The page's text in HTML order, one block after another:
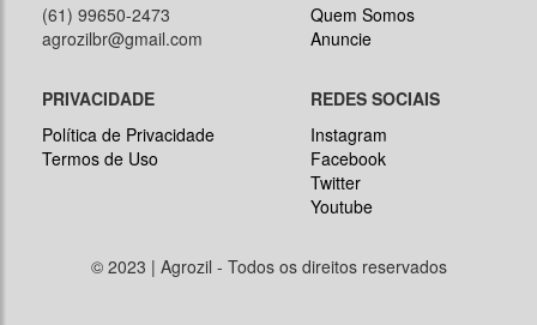
(61) 99650-2473
agrozilbr@gmail.com
Quem Somos
Anuncie
PRIVACIDADE
Política de Privacidade
Termos de Uso
REDES SOCIAIS
Instagram
Facebook
Twitter
Youtube
© 2023 | Agrozil - Todos os direitos reservados